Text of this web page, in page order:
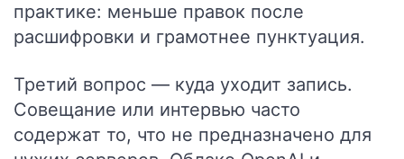
практике: меньше правок после
расшифровки и грамотнее пунктуация.
Третий вопрос — куда уходит запись.
Совещание или интервью часто
содержат то, что не предназначено для